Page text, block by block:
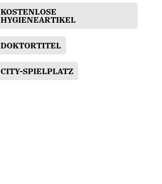
KOSTENLOSE
HYGIENEARTIKEL
DOKTORTITEL
CITY-SPIELPLATZ